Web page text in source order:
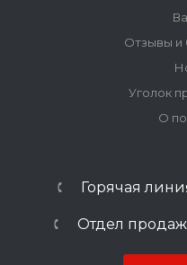
Отзывы и
Уголок
О
Горячая
Отдел